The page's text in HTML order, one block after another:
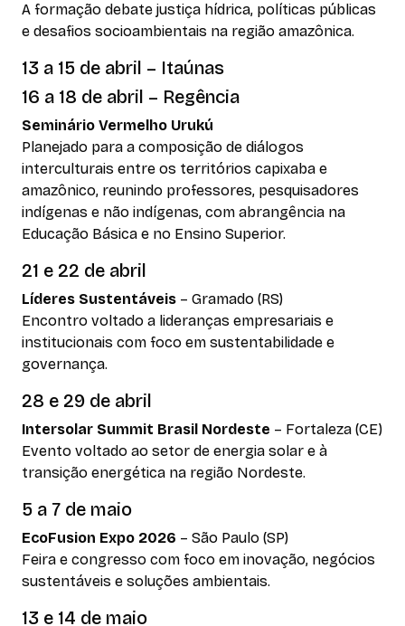
A formação debate justiça hídrica, políticas públicas
e desafios socioambientais na região amazônica.
13 a 15 de abril – Itaúnas
16 a 18 de abril – Regência
Seminário Vermelho Urukú
Planejado para a composição de diálogos
interculturais entre os territórios capixaba e
amazônico, reunindo professores, pesquisadores
indígenas e não indígenas, com abrangência na
Educação Básica e no Ensino Superior.
21 e 22 de abril
Líderes Sustentáveis – Gramado (RS)
Encontro voltado a lideranças empresariais e
institucionais com foco em sustentabilidade e
governança.
28 e 29 de abril
Intersolar Summit Brasil Nordeste – Fortaleza (CE)
Evento voltado ao setor de energia solar e à
transição energética na região Nordeste.
5 a 7 de maio
EcoFusion Expo 2026 – São Paulo (SP)
Feira e congresso com foco em inovação, negócios
sustentáveis e soluções ambientais.
13 e 14 de maio